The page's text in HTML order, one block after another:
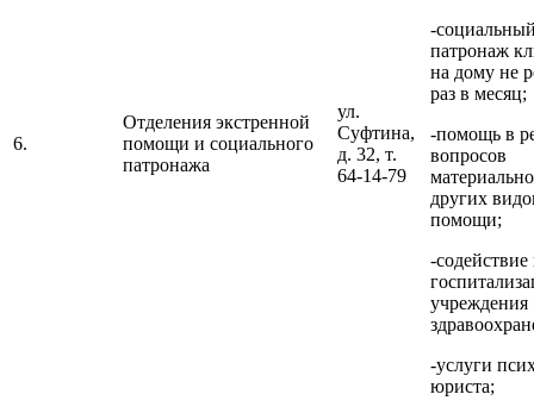
6.
Отделения экстренной
помощи и социального
патронажа
ул.
Суфтина,
д. 32, т.
64-14-79
-
патронаж
на дому не
раз в месяц;
-помощь в
вопросов
других
помощи;
-содействие
учреждения
-услуги
юриста;